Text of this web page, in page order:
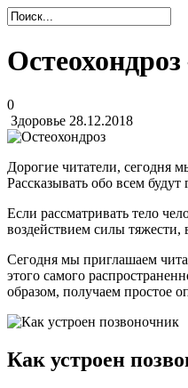
0
Здоровье 28.12.2018
Дорогие читатели, сегодня
Рассказывать обо всем
Если рассматривать тело
воздействием силы тяжести,
Сегодня мы приглашаем
этого самого
образом, получаем простое
Как устроен